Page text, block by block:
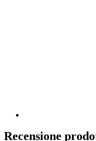
Recensione